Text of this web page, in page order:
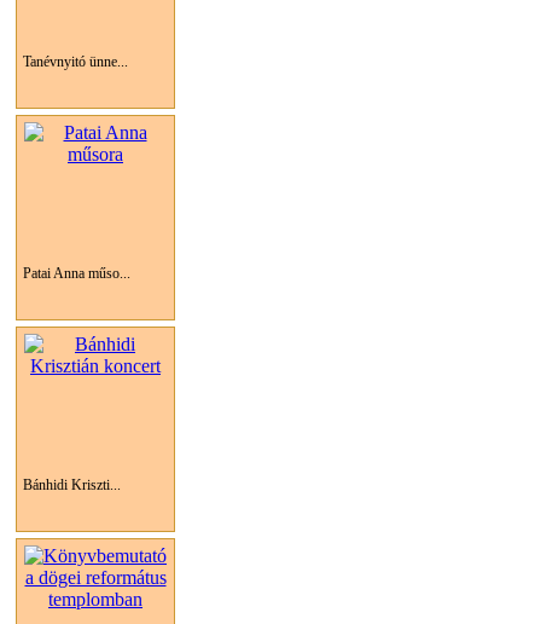
Tanévnyitó ünne...
Patai Anna műso...
Bánhidi Kriszti...